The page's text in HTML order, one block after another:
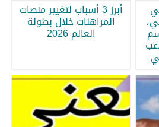
أبرز 3 أسباب لتغيير منصات
المراهنات خلال بطولة
العالم 2026